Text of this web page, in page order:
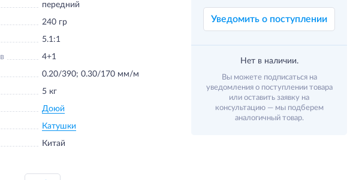
Уведомить о поступлении
Нет в наличии.
Вы можете подписаться на
уведомления о поступлении товара
или оставить заявку на
консультацию — мы подберем
аналогичный товар.
передний
240 гр
5.1:1
4+1
0.20/390; 0.30/170 мм/м
5 кг
Доюй
Катушки
Китай